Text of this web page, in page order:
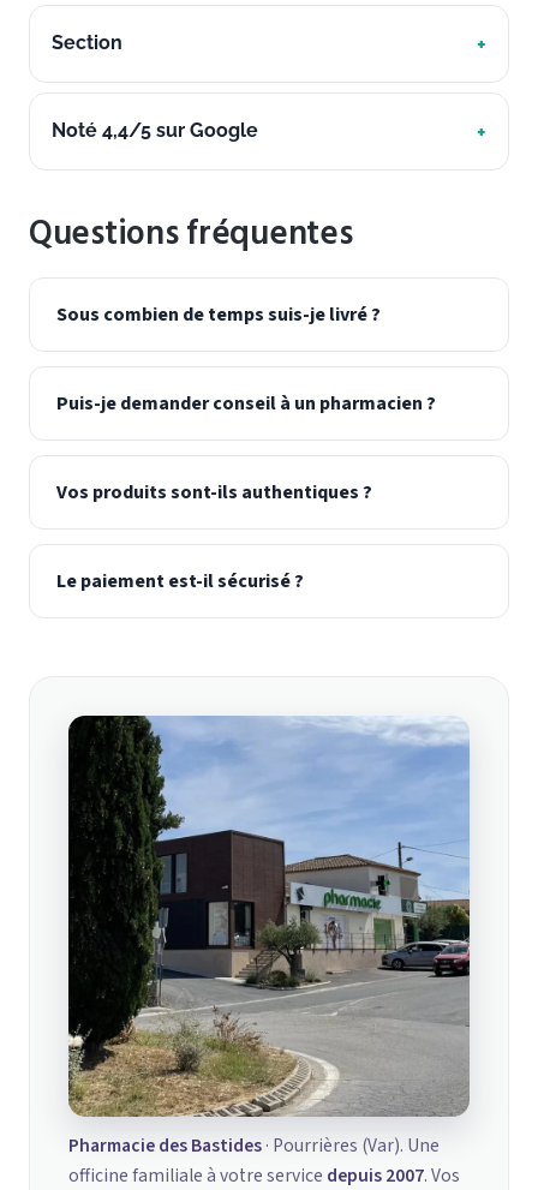
Section
Noté 4,4/5 sur Google
Questions fréquentes
Sous combien de temps suis-je livré ?
Puis-je demander conseil à un pharmacien ?
Vos produits sont-ils authentiques ?
Le paiement est-il sécurisé ?
Pharmacie des Bastides· Pourrières (Var). Une
officine familiale à votre service depuis 2007. Vos